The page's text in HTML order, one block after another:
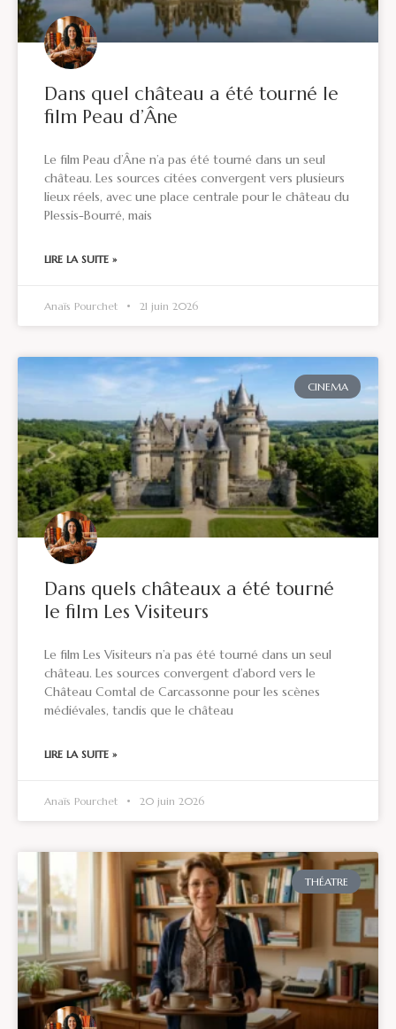
Dans quel château a été tourné le
film Peau d’Âne
Le film Peau d’Âne n’a pas été tourné dans un seul
château. Les sources citées convergent vers plusieurs
lieux réels, avec une place centrale pour le château du
Plessis-Bourré, mais
LIRE LA SUITE »
Anaïs Pourchet 21 juin 2026
CINEMA
Dans quels châteaux a été tourné
le film Les Visiteurs
Le film Les Visiteurs n’a pas été tourné dans un seul
château. Les sources convergent d’abord vers le
Château Comtal de Carcassonne pour les scènes
médiévales, tandis que le château
LIRE LA SUITE »
Anaïs Pourchet 20 juin 2026
THÉATRE